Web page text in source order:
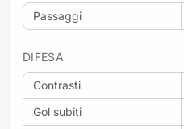
Passaggi
DIFESA
Contrasti
Gol subiti